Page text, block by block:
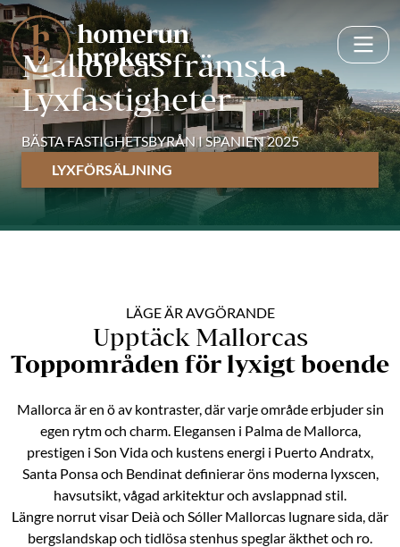
Mallorcas främsta
Lyxfastigheter
BÄSTA FASTIGHETSBYRÅN I SPANIEN 2025
LYXFÖRSÄLJNING
LÄGE ÄR AVGÖRANDE
Upptäck Mallorcas
Toppområden för lyxigt boende
Mallorca är en ö av kontraster, där varje område erbjuder sin
egen rytm och charm. Elegansen i Palma de Mallorca,
prestigen i Son Vida och kustens energi i Puerto Andratx,
Santa Ponsa och Bendinat definierar öns moderna lyxscen,
havsutsikt, vågad arkitektur och avslappnad stil.
Längre norrut visar Deià och Sóller Mallorcas lugnare sida, där
bergslandskap och tidlösa stenhus speglar äkthet och ro.